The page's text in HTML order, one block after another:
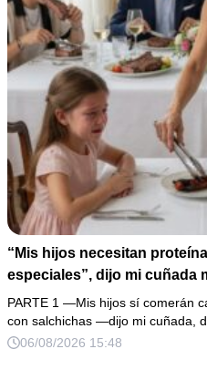
“Mis hijos necesitan
especiales”, dijo mi cuñada
hacía llorar a mi hija. Mi
un escándalo, así que
de boda de 8,000 pesos y
PARTE 1 —Mis hijos sí comerán
con salchichas —dijo mi cuñada,
06/08/2026 15:48